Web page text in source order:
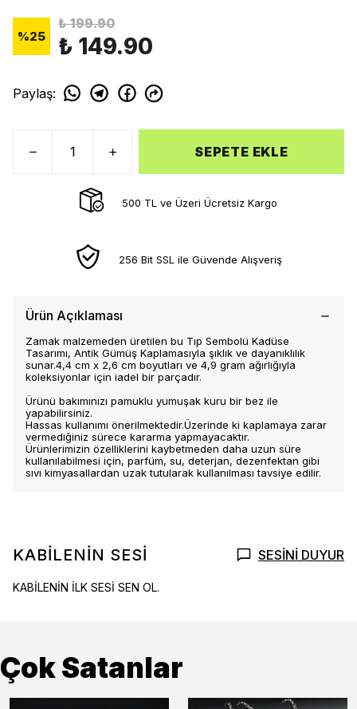
%25
₺ 199.90
₺ 149.90
Paylaş:
SEPETE EKLE
500 TL ve Üzeri Ücretsiz Kargo
256 Bit SSL ile Güvende Alışveriş
Ürün Açıklaması
Zamak malzemeden üretilen bu Tıp Sembolü Kadüse
Tasarımı, Antik Gümüş Kaplamasıyla şıklık ve dayanıklılık
sunar.4,4 cm x 2,6 cm boyutları ve 4,9 gram ağırlığıyla
koleksiyonlar için iadel bir parçadır.
Ürünü bakımınızı pamuklu yumuşak kuru bir bez ile
yapabilirsiniz.
Hassas kullanımı önerilmektedir.Üzerinde ki kaplamaya zarar
vermediğiniz sürece kararma yapmayacaktır.
Ürünlerimizin özelliklerini kaybetmeden daha uzun süre
kullanılabilmesi için, parfüm, su, deterjan, dezenfektan gibi
sıvı kimyasallardan uzak tutularak kullanılması tavsiye edilir.
KABİLENİN SESİ SESİNİ DUYUR
KABİLENİN İLK SESİ SEN OL.
Çok Satanlar